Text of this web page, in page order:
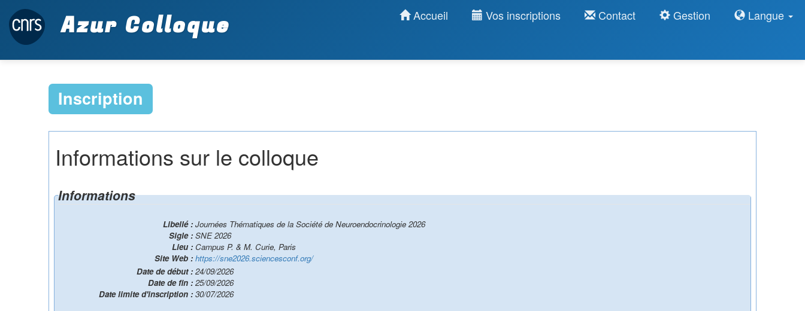
Azur Colloque Accueil Vos inscriptions Contact Gestion Langue
Inscription
Informations sur le colloque
Informations
Libellé : Journées Thématiques de la Société de Neuroendocrinologie 2026
Sigle : SNE 2026
Lieu : Campus P. & M. Curie, Paris
Site Web : https://sne2026.sciencesconf.org/
Date de début : 24/09/2026
Date de fin : 25/09/2026
Date limite d'inscription : 30/07/2026